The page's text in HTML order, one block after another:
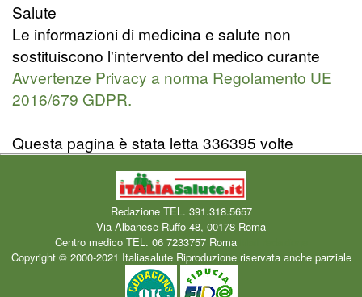
Salute
Le informazioni di medicina e salute non
sostituiscono l'intervento del medico curante
Avvertenze Privacy a norma Regolamento UE
2016/679 GDPR.
Questa pagina è stata letta 336395 volte
Redazione TEL. 391.318.5657
Via Albanese Ruffo 48, 00178 Roma
Centro medico TEL. 06 7233757 Roma
Copyright © 2000-2021 Italiasalute Riproduzione riservata anche parziale